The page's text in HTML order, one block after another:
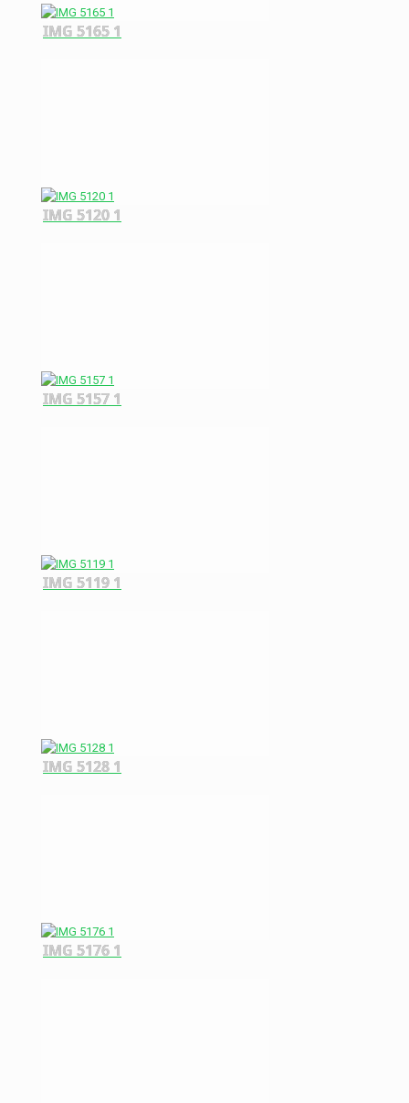
IMG 5165 1
IMG 5120 1
IMG 5157 1
IMG 5119 1
IMG 5128 1
IMG 5176 1